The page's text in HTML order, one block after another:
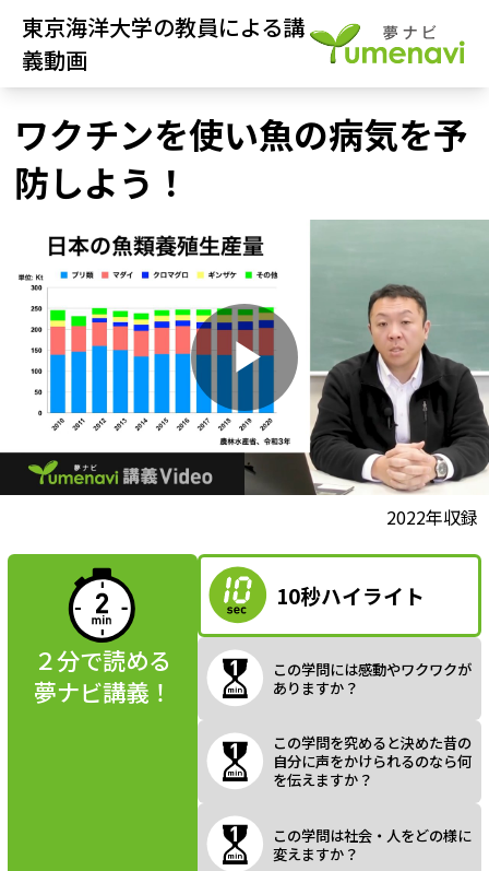
東京海洋大学の教員による講
義動画
ワクチンを使い魚の病気を予
防しよう！
P
a
y
V
2022年収録
２分で読める
夢ナビ講義！
10秒ハイライト
この学問には感動やワクワクが
ありますか？
この学問を究めると決めた昔の
自分に声をかけられるのなら何
を伝えますか？
この学問は社会・人をどの様に
変えますか？